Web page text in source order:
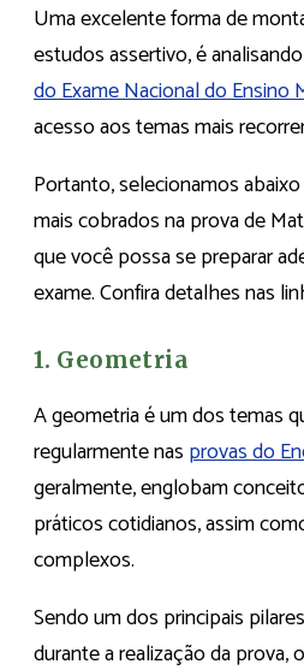
Uma excelente forma de
estudos assertivo, é
do Exame Nacional do Ensino
acesso aos temas mais
Portanto, selecionamos
mais cobrados na prova de
que você possa se preparar
exame. Confira detalhes nas
1. Geometria
A geometria é um dos temas
regularmente nas provas do
geralmente, englobam
práticos cotidianos, assim
complexos.
Sendo um dos principais
durante a realização da prova,